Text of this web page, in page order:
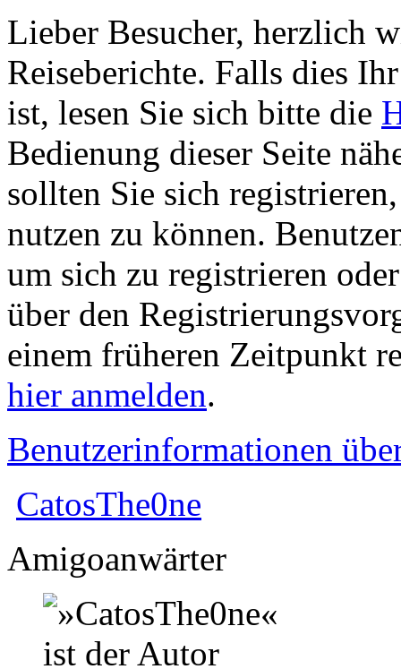
Lieber Besucher, herzlich
Reiseberichte. Falls dies
ist, lesen Sie sich bitte die
Bedienung dieser Seite
sollten Sie sich
nutzen zu können.
um sich zu registrieren
über den
einem früheren Zeitpunkt
hier anmelden.
Benutzerinformationen
CatosThe0ne
Amigoanwärter